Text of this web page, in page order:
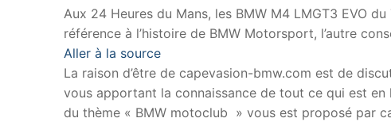
Aux 24 Heures du Mans, les BMW M4 LMGT3 EVO
référence à l’histoire de BMW Motorsport, l’autre
Aller à la source
La raison d’être de capevasion-bmw.com est de
vous apportant la connaissance de tout ce qui est
du thème « BMW motoclub » vous est proposé par